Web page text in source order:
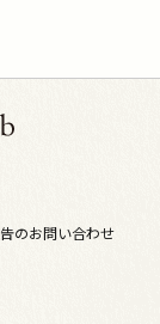
のお問い合わせ